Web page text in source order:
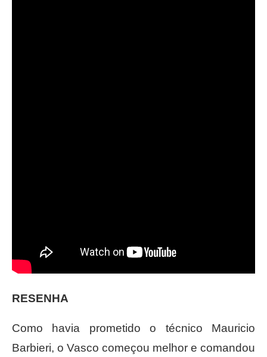
RESENHA
Como havia prometido o técnico Mauricio
Barbieri, o Vasco começou melhor e comandou